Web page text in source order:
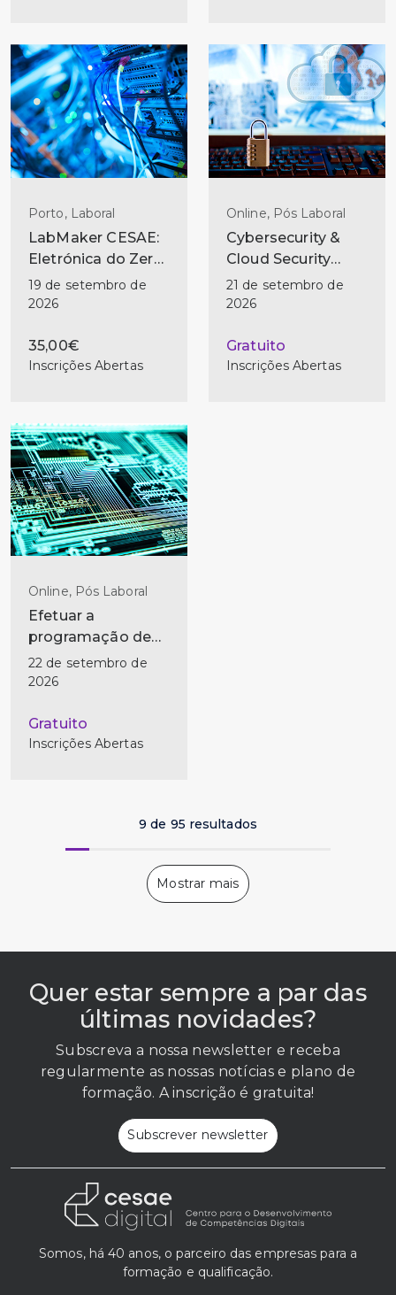
Porto, Laboral
LabMaker CESAE:
Eletrónica do Zero
— Do Primeiro
Circuito ao
19 de setembro de
2026
35,00€
Inscrições Abertas
Online, Pós Laboral
Cybersecurity &
Cloud Security
Technician
21 de setembro de
2026
Gratuito
Inscrições Abertas
Online, Pós Laboral
Efetuar a
programação de
microcontroladores
22 de setembro de
2026
Gratuito
Inscrições Abertas
9 de 95 resultados
Quer estar sempre a par das
últimas novidades?
Subscreva a nossa newsletter e receba
regularmente as nossas notícias e plano de
formação. A inscrição é gratuita!
Subscrever newsletter
Somos, há 40 anos, o parceiro das empresas para a
formação e qualificação.